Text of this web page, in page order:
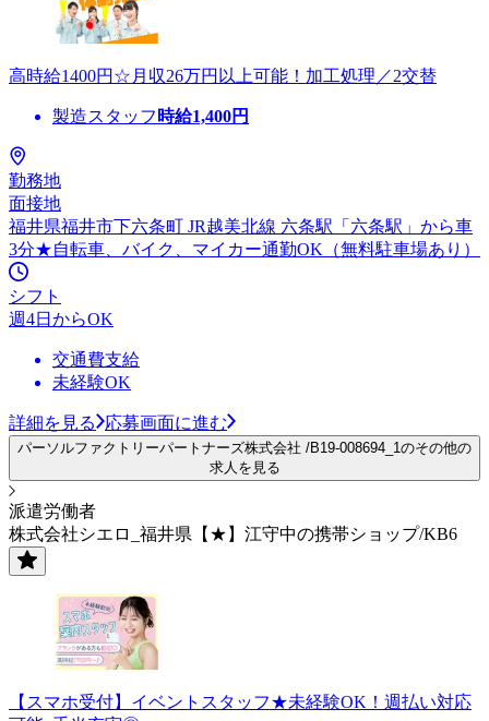
高時給1400円☆月収26万円以上可能！加工処理／2交替
製造スタッフ 時給1,400円
勤務地
面接地
福井県福井市下六条町 JR越美北線 六条駅「六条駅」から車
3分★自転車、バイク、マイカー通勤OK（無料駐車場あり）
シフト
週4日からOK
交通費支給
未経験OK
詳細を見る 応募画面に進む
パーソルファクトリーパートナーズ株式会社 /B19-008694_1のその他の
求人を見る
派遣労働者
株式会社シエロ_福井県【★】江守中の携帯ショップ/KB6
【スマホ受付】イベントスタッフ★未経験OK！週払い対応